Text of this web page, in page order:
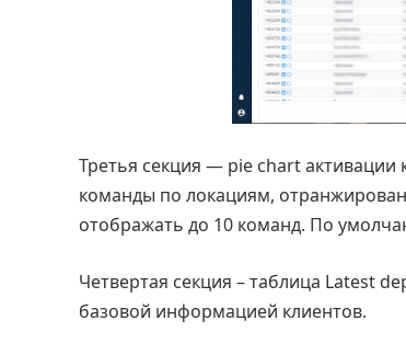
Третья секция — pie chart активации
команды по локациям,
отображать до 10 команд. По
Четвертая секция – таблица Latest
базовой информацией клиентов.